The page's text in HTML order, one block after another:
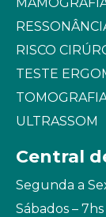
RISCO
TESTE
ULTRASSOM
Central
Segunda a
Sábados – 7hs